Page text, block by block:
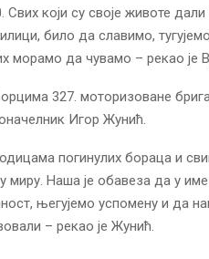
који су своје животе
било да славимо,
да чувамо – рекао је
327. моторизоване
Игор Жунић.
погинулих бораца и
Наша је обавеза да у
његујемо успомену и да
– рекао је Жунић.